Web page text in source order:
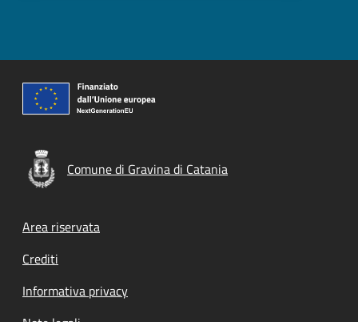
Comune di Gravina di Catania
Footer menu
Area riservata
Crediti
Informativa privacy